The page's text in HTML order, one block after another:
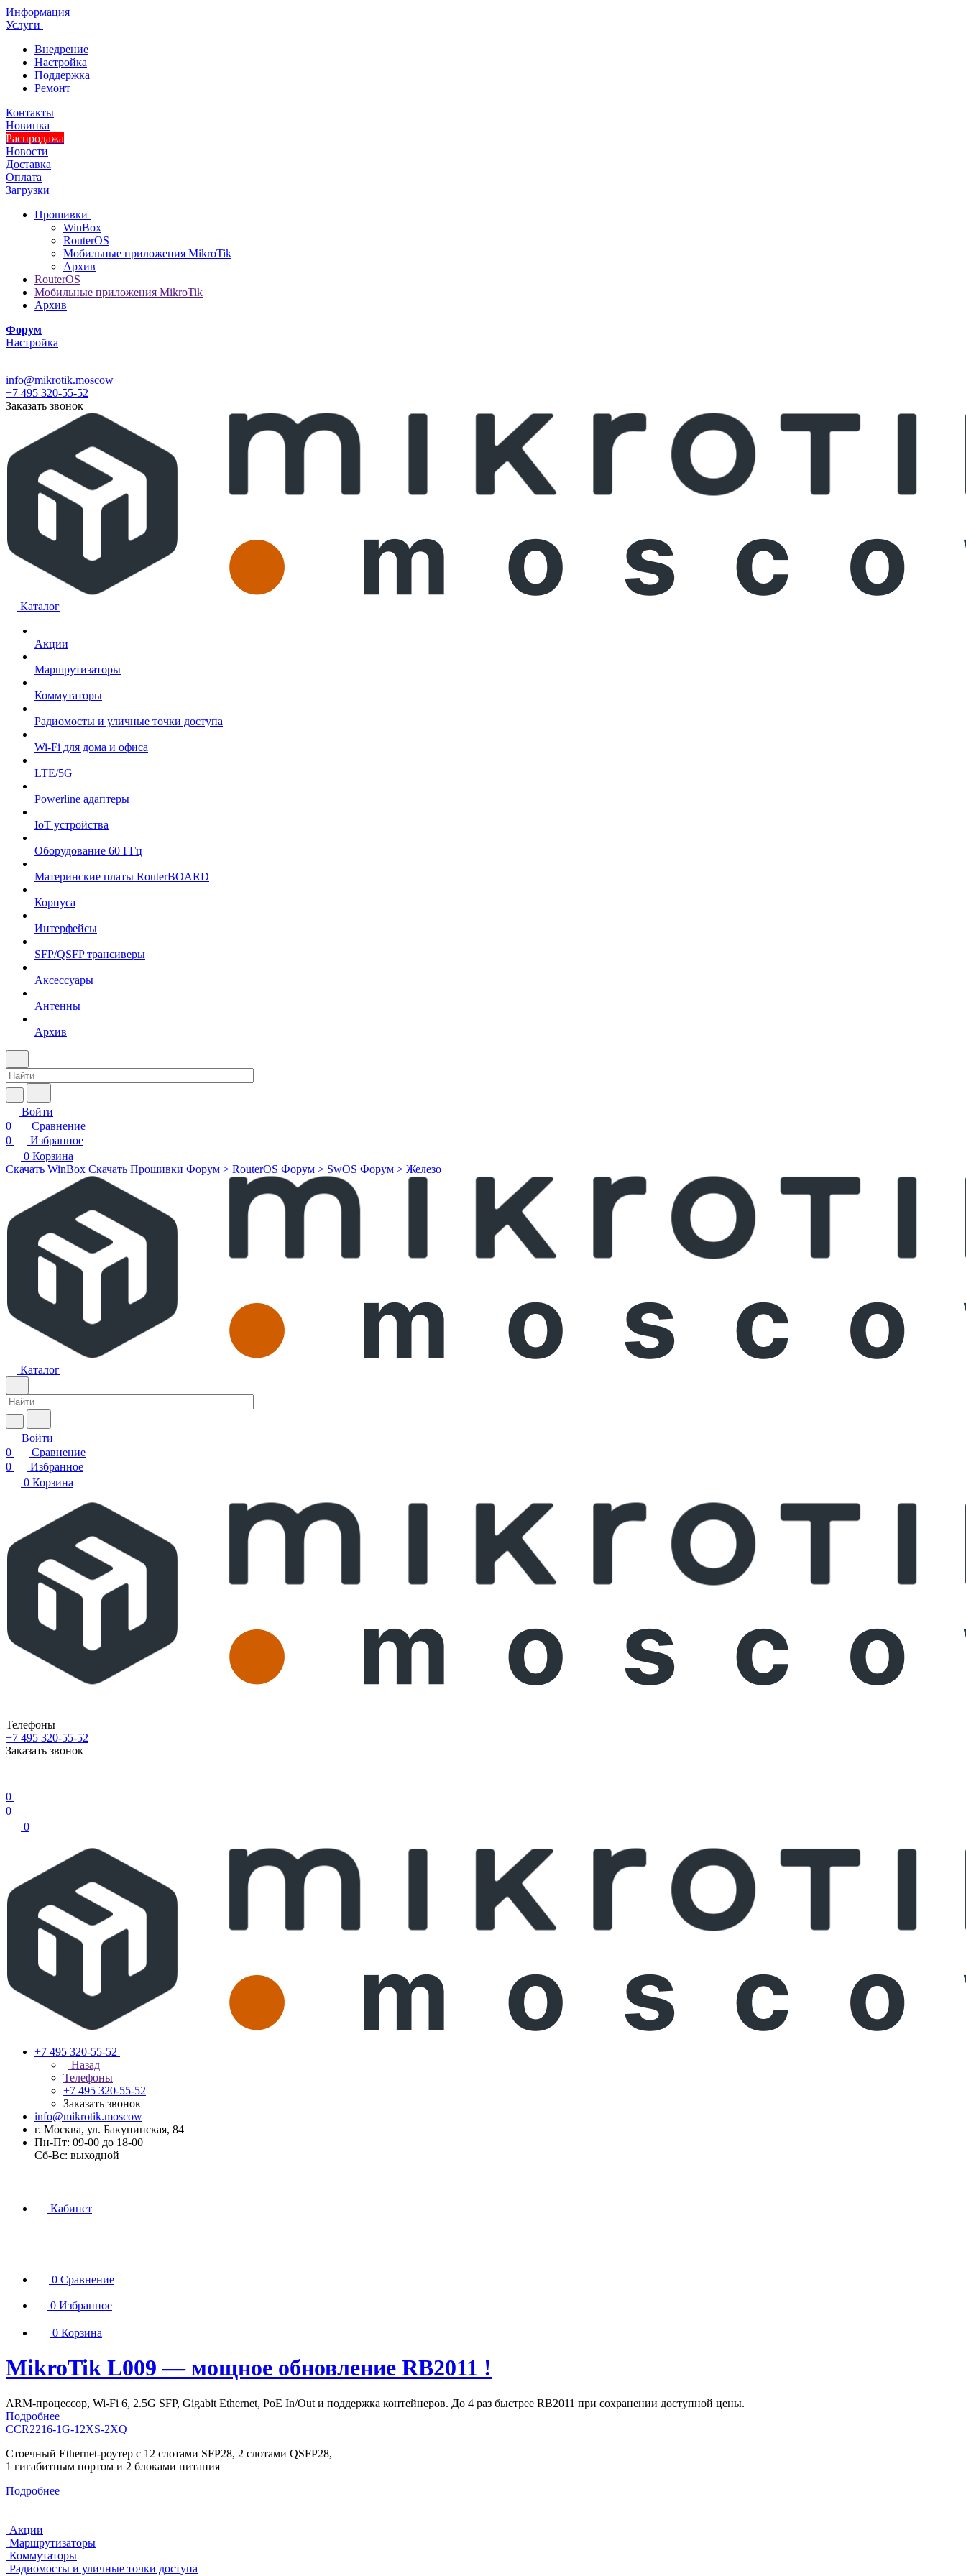
Информация
Услуги
Внедрение
Настройка
Поддержка
Ремонт
Контакты
Новинка
Распродажа
Новости
Доставка
Оплата
Загрузки
Прошивки
WinBox
RouterOS
Мобильные приложения MikroTik
Архив
RouterOS
Мобильные приложения MikroTik
Архив
Форум
Настройка
info@mikrotik.moscow
+7 495 320-55-52
Заказать звонок
Каталог
Акции
Маршрутизаторы
Коммутаторы
Радиомосты и уличные точки доступа
Wi-Fi для дома и офиса
LTE/5G
Powerline адаптеры
IoT устройства
Оборудование 60 ГГц
Материнские платы RouterBOARD
Корпуса
Интерфейсы
SFP/QSFP трансиверы
Аксессуары
Антенны
Архив
Войти
0
Сравнение
0
Избранное
0 Корзина
Скачать WinBox Скачать Прошивки Форум > RouterOS Форум > SwOS Форум > Железо
Каталог
Войти
0
Сравнение
0
Избранное
0 Корзина
Телефоны
+7 495 320-55-52
Заказать звонок
0
0
0
+7 495 320-55-52
Назад
Телефоны
+7 495 320-55-52
Заказать звонок
info@mikrotik.moscow
г. Москва, ул. Бакунинская, 84
Пн-Пт: 09-00 до 18-00
Сб-Вс: выходной
Кабинет
0 Сравнение
0 Избранное
0 Корзина
MikroTik L009 — мощное обновление RB2011 !
ARM-процессор, Wi-Fi 6, 2.5G SFP, Gigabit Ethernet, PoE In/Out и поддержка контейнеров. До 4 раз быстрее RB2011 при сохранении доступной цены.
Подробнее
CCR2216-1G-12XS-2XQ
Стоечный Ethernet-роутер с 12 слотами SFP28, 2 слотами QSFP28,
1 гигабитным портом и 2 блоками питания
Подробнее
Акции
Маршрутизаторы
Коммутаторы
Радиомосты и уличные точки доступа